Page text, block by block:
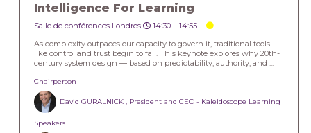
Intelligence For Learning
Salle de conférences Londres 14:30 –14:55
As complexity outpaces our capacity to govern it, traditional tools
like control and trust begin to fail. This keynote explores why 20th-
century system design — based on predictability, authority, and ...
Chairperson
David GURALNICK , President and CEO - Kaleidoscope Learning
Speakers